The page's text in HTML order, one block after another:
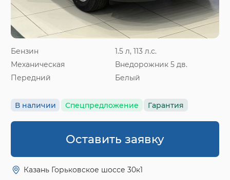
Бензин
1.5 л, 113 л.с.
Механическая
Внедорожник 5 дв.
Передний
Белый
В наличии Спецпредложение Гарантия
Оставить заявку
Казань Горьковское шоссе 30к1